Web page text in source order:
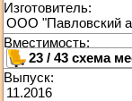
Изготовитель:
ООО "Павловский
Вместимость:
23 / 43
Выпуск:
11.2016